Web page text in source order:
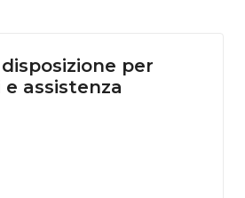
per
assistenza